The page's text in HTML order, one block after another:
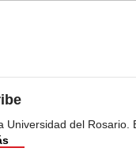
Universidad del Rosario.